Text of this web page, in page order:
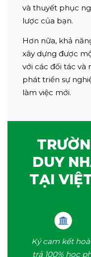
và thuyết phục
lược của bạn.
Hơn nữa, khả
xây dựng được
với các đối tác và
phát triển sự
làm việc mới.
DUY
TẠI
Ký cam kết
trả 100% học